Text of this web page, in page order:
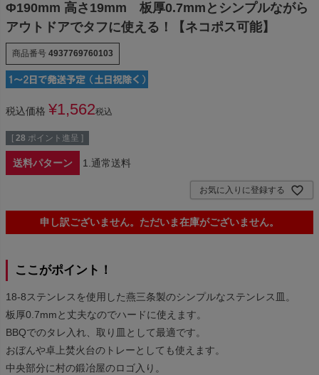
Φ190mm 高さ19mm 板厚0.7mmとシンプルながら
アウトドアでタフに使える！【ネコポス可能】
商品番号 4937769760103
税込価格 ¥1,562税込
[ 28 ポイント進呈 ]
送料パターン 1.通常送料
お気に入りに登録する
申し訳ございません。ただいま在庫がございません。
ここがポイント！
18-8ステンレスを使用した燕三条製のシンプルなステンレス皿。
板厚0.7mmと丈夫なのでハードに使えます。
BBQでのタレ入れ、取り皿として最適です。
おぼんや卓上焚火台のトレーとしても使えます。
中央部分に村の鍛冶屋のロゴ入り。